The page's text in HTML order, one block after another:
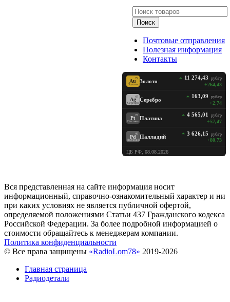
Поиск
Почтовые отправления
Полезная информация
Контакты
79
Au
Золото Золото
11 274,43 руб/гр
+264,43
47
Ag
Серебро Серебро
163,09 руб/гр
+2,74
78
Pt
Платина Платина
4 565,01 руб/гр
+57,47
46
Pd
ПалладийПалладий
3 626,15 руб/гр
+80,73
ЦБ РФ, 08.08.2026
Вся представленная на сайте информация носит
информационный, справочно-ознакомительный характер и ни
при каких условиях не является публичной офертой,
определяемой положениями Статьи 437 Гражданского кодекса
Российской Федерации. За более подробной информацией о
стоимости обращайтесь к менеджерам компании.
Политика конфиденциальности
© Все права защищены «RadioLom78» 2019-2026
Главная страница
Радиодетали